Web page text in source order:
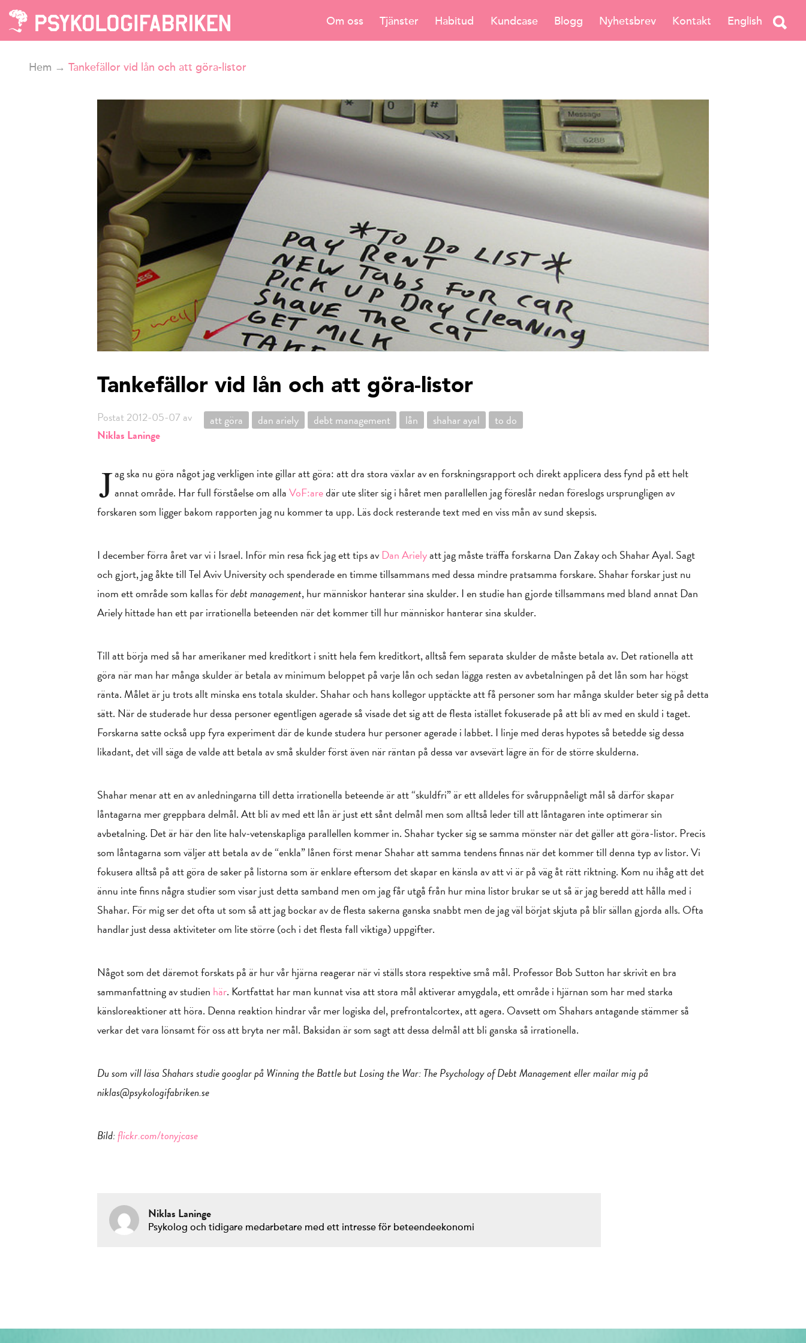
Om oss Tjänster Habitud Kundcase Blogg Nyhetsbrev Kontakt English
Hem → Tankefällor vid lån och att göra-listor
Tankefällor vid lån och att göra-listor
Postat 2012-05-07 av
Niklas Laninge
att göra dan ariely debt management lån shahar ayal to do
Jag ska nu göra något jag verkligen inte gillar att göra: att dra stora växlar av en forskningsrapport och direkt applicera dess fynd på ett helt
annat område. Har full förståelse om allaVoF:aredär ute sliter sig i håret men parallellen jag föreslår nedan föreslogs ursprungligen av
forskaren som ligger bakom rapporten jag nu kommer ta upp. Läs dock resterande text med en viss mån av sund skepsis.
I december förra året var vi i Israel. Inför min resa fick jag ett tips avDan Arielyatt jag måste träffa forskarna Dan Zakay och Shahar Ayal. Sagt
och gjort, jag åkte till Tel Aviv University och spenderade en timme tillsammans med dessa mindre pratsamma forskare. Shahar forskar just nu
inom ett område som kallas fördebt management, hur människor hanterar sina skulder. I en studie han gjorde tillsammans med bland annat Dan
Ariely hittade han ett par irrationella beteenden när det kommer till hur människor hanterar sina skulder.
Till att börja med så har amerikaner med kreditkort i snitt hela fem kreditkort, alltså fem separata skulder de måste betala av. Det rationella att
göra när man har många skulder är betala av minimum beloppet på varje lån och sedan lägga resten av avbetalningen på det lån som har högst
ränta. Målet är ju trots allt minska ens totala skulder. Shahar och hans kollegor upptäckte att få personer som har många skulder beter sig på detta
sätt. När de studerade hur dessa personer egentligen agerade så visade det sig att de flesta istället fokuserade på att bli av med en skuld i taget.
Forskarna satte också upp fyra experiment där de kunde studera hur personer agerade i labbet. I linje med deras hypotes så betedde sig dessa
likadant, det vill säga de valde att betala av små skulder först även när räntan på dessa var avsevärt lägre än för de större skulderna.
Shahar menar att en av anledningarna till detta irrationella beteende är att “skuldfri” är ett alldeles för svåruppnåeligt mål så därför skapar
låntagarna mer greppbara delmål. Att bli av med ett lån är just ett sånt delmål men som alltså leder till att låntagaren inte optimerar sin
avbetalning. Det är här den lite halv-vetenskapliga parallellen kommer in. Shahar tycker sig se samma mönster när det gäller att göra-listor. Precis
som låntagarna som väljer att betala av de “enkla” lånen först menar Shahar att samma tendens finnas när det kommer till denna typ av listor. Vi
fokusera alltså på att göra de saker på listorna som är enklare eftersom det skapar en känsla av att vi är på väg åt rätt riktning. Kom nu ihåg att det
ännu inte finns några studier som visar just detta samband men om jag får utgå från hur mina listor brukar se ut så är jag beredd att hålla med i
Shahar. För mig ser det ofta ut som så att jag bockar av de flesta sakerna ganska snabbt men de jag väl börjat skjuta på blir sällan gjorda alls. Ofta
handlar just dessa aktiviteter om lite större (och i det flesta fall viktiga) uppgifter.
Något som det däremot forskats på är hur vår hjärna reagerar när vi ställs stora respektive små mål. Professor Bob Sutton har skrivit en bra
sammanfattning av studien här. Kortfattat har man kunnat visa att stora mål aktiverar amygdala, ett område i hjärnan som har med starka
känsloreaktioner att höra. Denna reaktion hindrar vår mer logiska del, prefrontalcortex, att agera. Oavsett om Shahars antagande stämmer så
verkar det vara lönsamt för oss att bryta ner mål. Baksidan är som sagt att dessa delmål att bli ganska så irrationella.
Du som vill läsa Shahars studie googlar på Winning the Battle but Losing the War: The Psychology of Debt Management eller mailar mig på
niklas@psykologifabriken.se
Bild:flickr.com/tonyjcase
Niklas Laninge
Psykolog och tidigare medarbetare med ett intresse för beteendeekonomi